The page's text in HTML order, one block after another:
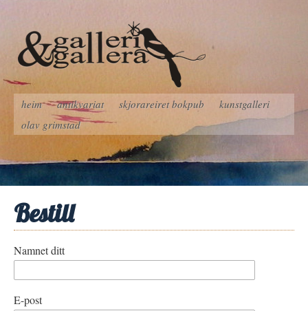
heim antikvariat skjorareiret bokpub
kunstgalleri
olav grimstad
Bestill
Namnet ditt
E-post